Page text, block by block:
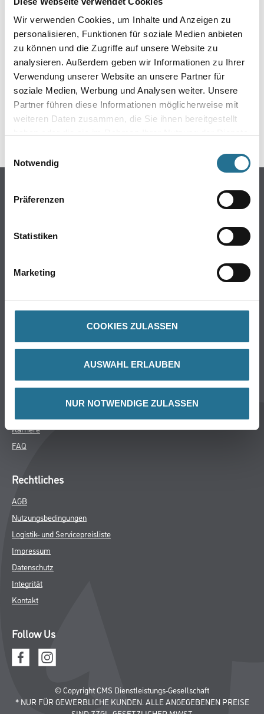
Wir verwenden Cookies, um Inhalte und Anzeigen zu
personalisieren, Funktionen für soziale Medien anbieten
zu können und die Zugriffe auf unsere Website zu
analysieren. Außerdem geben wir Informationen zu Ihrer
Verwendung unserer Website an unsere Partner für
soziale Medien, Werbung und Analysen weiter. Unsere
Partner führen diese Informationen möglicherweise mit
weiteren Daten zusammen, die Sie ihnen bereitgestellt
Notwendig
Präferenzen
Statistiken
Marketing
COOKIES ZULASSEN
AUSWAHL ERLAUBEN
NUR NOTWENDIGE ZULASSEN
PRODUKTEIGENSCHAFTEN
ZUSATZINFOS
GEFAHRENHINWEISE
SPEZIFIKATIONEN
Trockenbau
Bodenbeläge
Verbrauchsmaterialien
CMS Gruppe Company
Unternehmen
Karriere
FAQ
Rechtliches
AGB
Nutzungsbedingungen
Logistik- und Servicepreisliste
Impressum
Datenschutz
Integrität
Kontakt
Follow Us
© Copyright CMS Dienstleistungs-Gesellschaft
* NUR FÜR GEWERBLICHE KUNDEN. ALLE ANGEGEBENEN PREISE